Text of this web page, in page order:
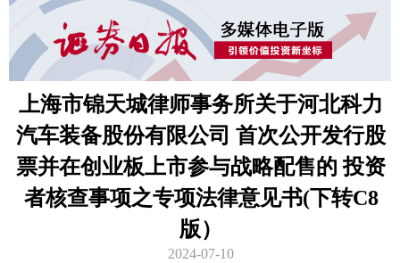
上海市锦天城律师事务所关于河北科力
汽车装备股份有限公司 首次公开发行股
票并在创业板上市参与战略配售的 投资
者核查事项之专项法律意见书(下转C8
版）
2024-07-10